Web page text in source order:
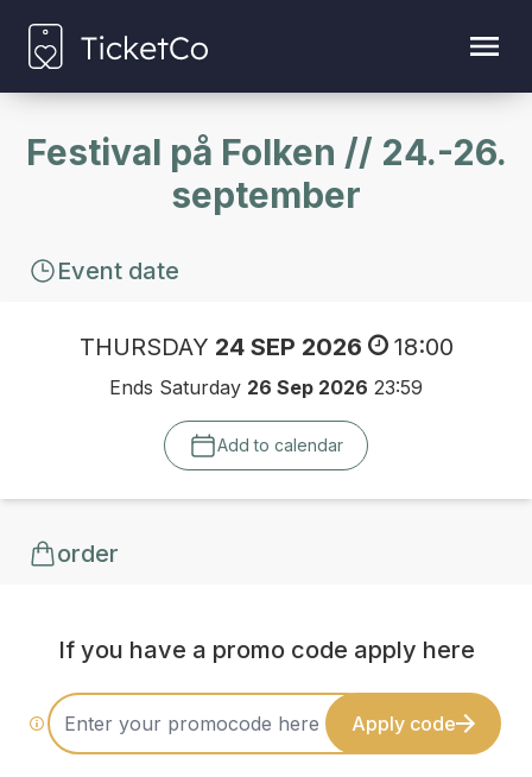
Festival på Folken // 24.-26.
september
Event date
THURSDAY 24 SEP 2026 18:00
Ends Saturday 26 Sep 2026 23:59
Add to calendar
order
If you have a promo code apply here
Apply code